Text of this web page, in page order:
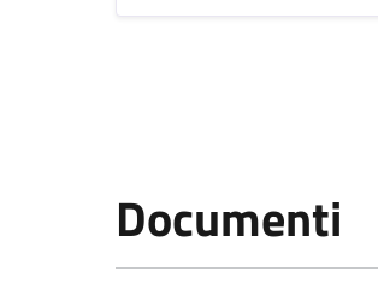
Documenti